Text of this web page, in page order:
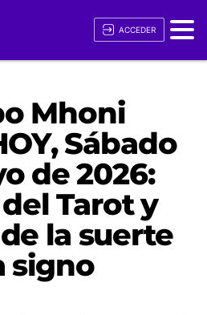
ACCEDER
Mhoni
Sábado
de 2026:
Tarot y
la suerte
signo